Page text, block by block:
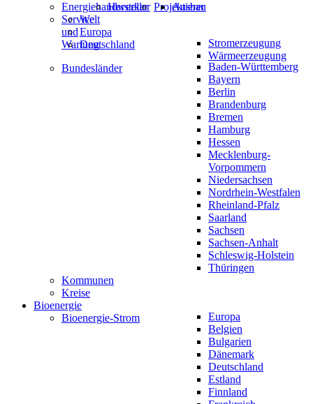
Energiehandwerker
Hersteller Projektierer
Service
und
Wartung
Ausbau
Welt
Europa
Deutschland
Stromerzeugung
Wärmeerzeugung
Bundesländer
Baden-Württemberg
Bayern
Berlin
Brandenburg
Bremen
Hamburg
Hessen
Mecklenburg-
Vorpommern
Niedersachsen
Nordrhein-Westfalen
Rheinland-Pfalz
Saarland
Sachsen
Sachsen-Anhalt
Schleswig-Holstein
Thüringen
Kommunen
Kreise
Bioenergie
Bioenergie-Strom
Europa
Belgien
Bulgarien
Dänemark
Deutschland
Estland
Finnland